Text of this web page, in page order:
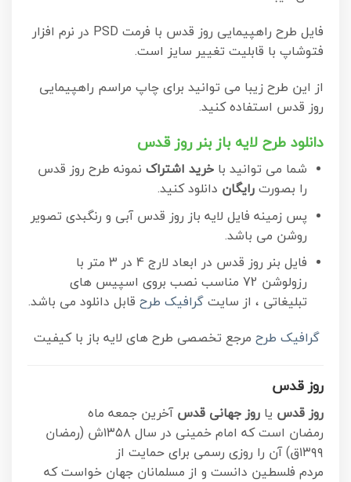
فایل طرح راهپیمایی روز قدس با فرمت PSD در نرم افزار
فتوشاپ با قابلیت تغییر سایز است.
از این طرح زیبا می توانید برای چاپ مراسم راهپیمایی
روز قدس استفاده کنید.
دانلود طرح لایه باز بنر روز قدس
شما می توانید با خرید اشتراکنمونه طرح روز قدس
را بصورت رایگان دانلود کنید.
پس زمینه فایل لایه باز روز قدس آبی و رنگبدی تصویر
روشن می باشد.
فایل بنر روز قدس در ابعاد لارج 4 در 3 متر با
رزولوشن 72 مناسب نصب بروی اسپیس های
تبلیغاتی ، از سایت گرافیک طرحقابل دانلود می باشد.
گرافیک طرح مرجع تخصصی طرح های لایه باز با کیفیت
روز قدس
روز قدس یا روز جهانی قدس آخرین جمعه ماه
رمضان است که امام خمینی در سال ۱۳۵۸ش (رمضان
۱۳۹۹ق) آن را روزی رسمی برای حمایت از
مردم فلسطین دانست و از مسلمانان جهان خواست که